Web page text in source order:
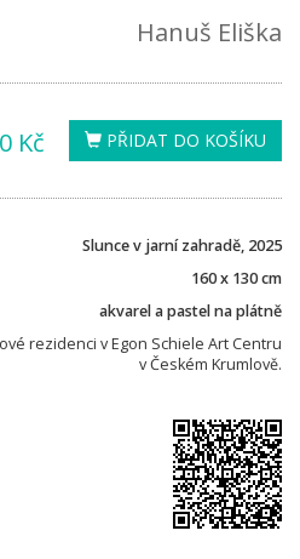
Hanuš Eliška
PŘIDAT DO KOŠÍKU
Kč
Slunce v jarní zahradě, 2025
160 x 130 cm
akvarel a pastel na plátně
rezidenci v Egon Schiele Art Centru
v Českém Krumlově.